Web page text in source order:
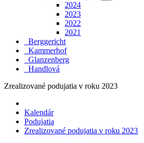
2024
2023
2022
2021
Berggericht
Kammerhof
Glanzenberg
Handlová
Zrealizované podujatia v roku 2023
Kalendár
Podujatia
Zrealizované podujatia v roku 2023